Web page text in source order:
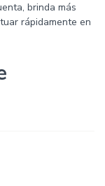
brinda más
rápidamente en